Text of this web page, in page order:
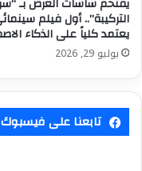
يقتحم شاشات العرض بـ
التركيبة”.. أول فيلم
يعتمد كلياً على الذكاء
يوليو 29, 2026
تابعنا على فيسبوك